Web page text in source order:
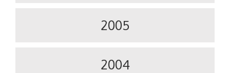
2005
2004